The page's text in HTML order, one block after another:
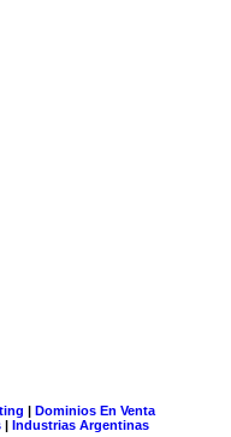
| Dominios En Venta
| Industrias Argentinas